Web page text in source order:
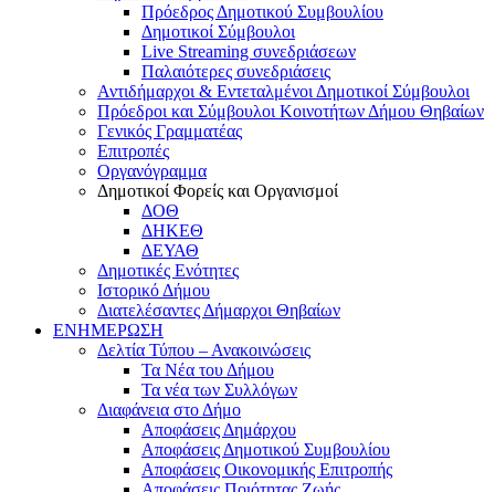
Πρόεδρος Δημοτικού Συμβουλίου
Δημοτικοί Σύμβουλοι
Live Streaming συνεδριάσεων
Παλαιότερες συνεδριάσεις
Αντιδήμαρχοι & Εντεταλμένοι Δημοτικοί Σύμβουλοι
Πρόεδροι και Σύμβουλοι Κοινοτήτων Δήμου Θηβαίων
Γενικός Γραμματέας
Επιτροπές
Οργανόγραμμα
Δημοτικοί Φορείς και Οργανισμοί
ΔΟΘ
ΔΗΚΕΘ
ΔΕΥΑΘ
Δημοτικές Ενότητες
Ιστορικό Δήμου
Διατελέσαντες Δήμαρχοι Θηβαίων
ΕΝΗΜΕΡΩΣΗ
Δελτία Τύπου – Ανακοινώσεις
Τα Νέα του Δήμου
Τα νέα των Συλλόγων
Διαφάνεια στο Δήμο
Αποφάσεις Δημάρχου
Αποφάσεις Δημοτικού Συμβουλίου
Αποφάσεις Οικονομικής Επιτροπής